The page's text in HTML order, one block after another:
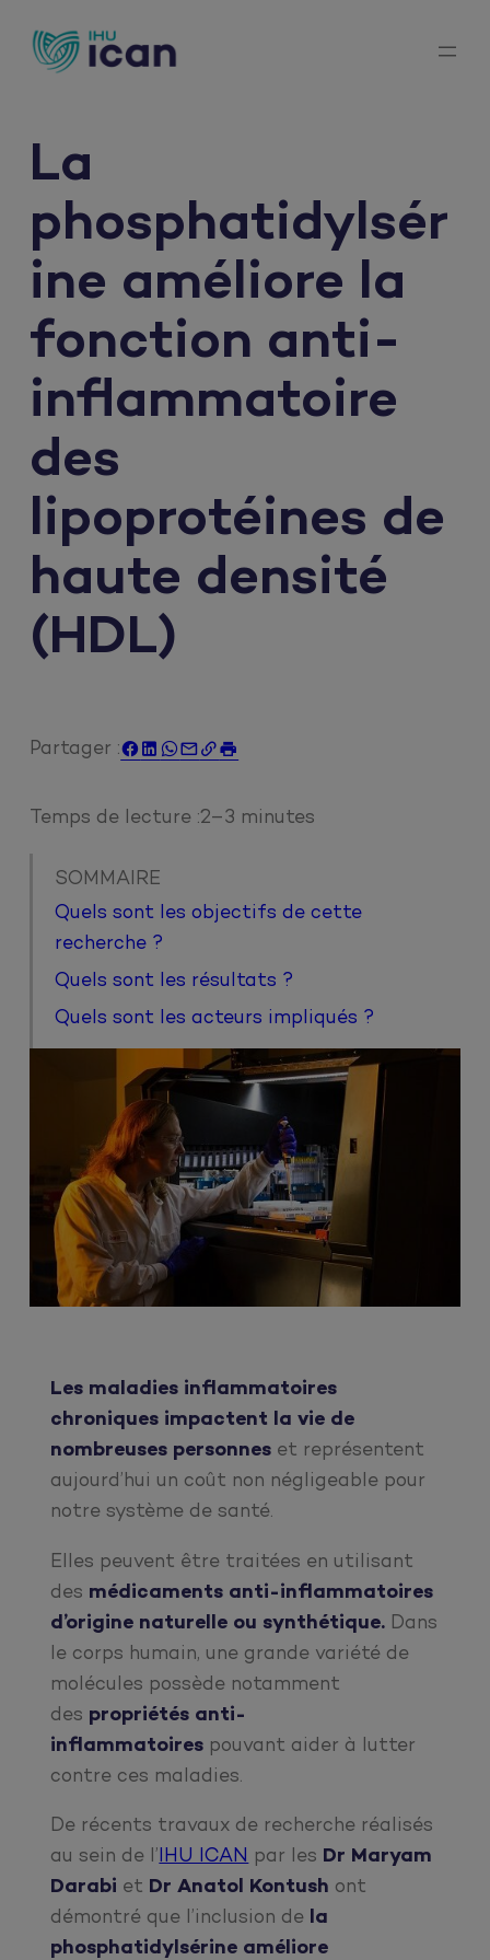
La
phosphatidylsér
ine améliore la
fonction anti-
inflammatoire
des
lipoprotéines de
haute densité
(HDL)
Partager :  
Temps de lecture :2–3 minutes
SOMMAIRE
Quels sont les objectifs de cette
recherche ?
Quels sont les résultats ?
Quels sont les acteurs impliqués ?
Les maladies inflammatoires
chroniques impactent la vie de
nombreuses personnes et représentent
aujourd’hui un coût non négligeable pour
notre système de santé.
Elles peuvent être traitées en utilisant
des médicaments anti-inflammatoires
d’origine naturelle ou synthétique. Dans
le corps humain, une grande variété de
molécules possède notamment
des propriétés anti-
inflammatoires pouvant aider à lutter
contre ces maladies.
De récents travaux de recherche réalisés
au sein de l’IHU ICAN par les Dr Maryam
Darabi et Dr Anatol Kontush ont
démontré que l’inclusion de la
phosphatidylsérine améliore